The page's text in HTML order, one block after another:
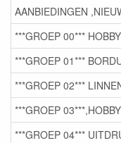
AANBIEDINGEN
***GROEP 00***
***GROEP 01***
***GROEP 02***
***GROEP
***GROEP 04***